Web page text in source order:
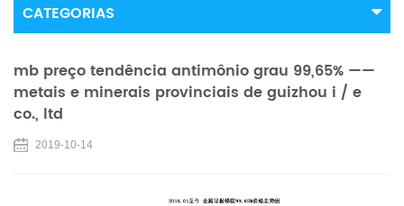
CATEGORIAS
mb preço tendência antimônio grau 99,65% ——
metais e minerais provinciais de guizhou i / e
co., ltd
2019-10-14